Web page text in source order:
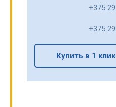
+375
+375
Купить в 1 клик